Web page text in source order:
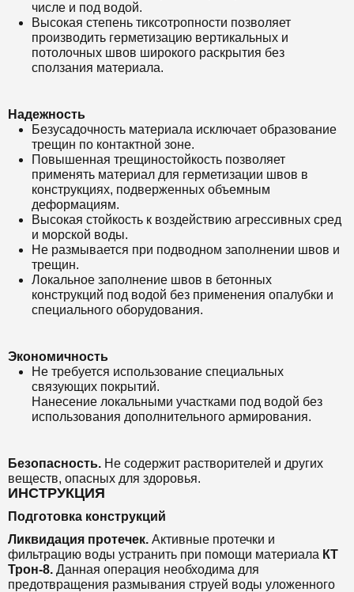
числе и под водой.
Высокая степень тиксотропности позволяет
производить герметизацию вертикальных и
потолочных швов широкого раскрытия без
сползания материала.
Надежность
Безусадочность материала исключает образование
трещин по контактной зоне.
Повышенная трещиностойкость позволяет
применять материал для герметизации швов в
конструкциях, подверженных объемным
деформациям.
Высокая стойкость к воздействию агрессивных сред
и морской воды.
Не размывается при подводном заполнении швов и
трещин.
Локальное заполнение швов в бетонных
конструкций под водой без применения опалубки и
специального оборудования.
Экономичность
Не требуется использование специальных
связующих покрытий.
Нанесение локальными участками под водой без
использования дополнительного армирования.
Безопасность. Не содержит растворителей и других
веществ, опасных для здоровья.
ИНСТРУКЦИЯ
Подготовка конструкций
Ликвидация протечек. Активные протечки и
фильтрацию воды устранить при помощи материала КТ
Трон-8. Данная операция необходима для
предотвращения размывания струей воды уложенного